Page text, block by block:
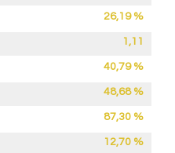
26,19 %
1,11
40,79 %
48,68 %
87,30 %
12,70 %